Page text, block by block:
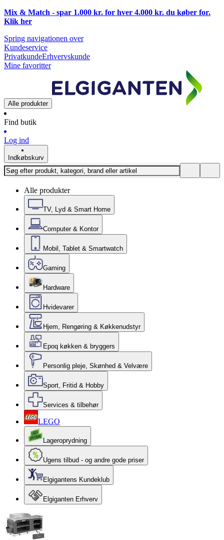
Mix & Match - spar 1.000 kr. for hver 4.000 kr. du køber for.
Klik her
Spring navigationen over
Kundeservice
PrivatkundeErhvervskunde
Mine favoritter
Alle produkter
Find butik
Log ind
Indkøbskurv
Alle produkter
TV, Lyd & Smart Home
Computer & Kontor
Mobil, Tablet & Smartwatch
Gaming
Hardware
Hvidevarer
Hjem, Rengøring & Køkkenudstyr
Epoq køkken & bryggers
Personlig pleje, Skønhed & Velvære
Sport, Fritid & Hobby
Services & tilbehør
LEGO
Lageroprydning
Ugens tilbud - og andre gode priser
Elgigantens Kundeklub
Elgiganten Erhverv